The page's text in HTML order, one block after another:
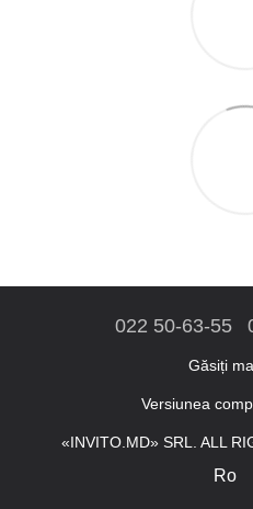
022 50-63-55
Găsiți
Versiunea
«INVITO.MD» SRL. ALL
Ro